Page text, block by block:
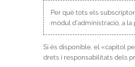
Per què tots els
mòdul d'administració, a la
Si és disponible, el «capítol
drets i responsabilitats dels